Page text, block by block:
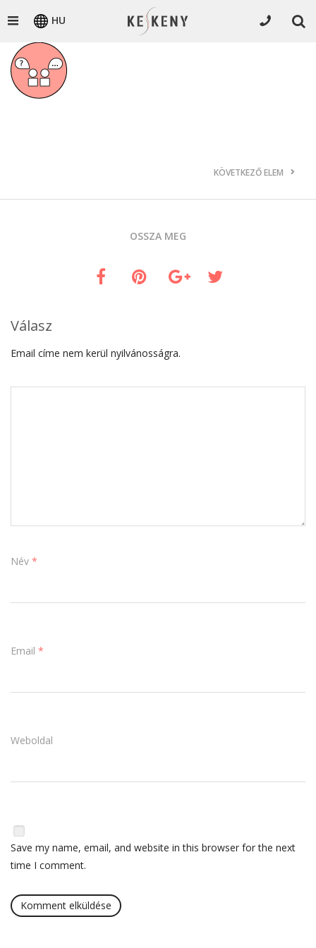
HU
KÖVETKEZŐ ELEM
OSSZA MEG
Válasz
Email címe nem kerül nyilvánosságra.
Név *
Email *
Weboldal
Save my name, email, and website in this browser for the next
time I comment.